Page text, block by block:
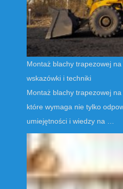
Montaż blachy trapezowej
wskazówki i techniki
Montaż blachy trapezowej na
które wymaga nie tylko
umiejętności i wiedzy na …